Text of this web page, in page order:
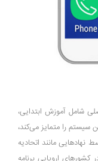
شامل آموزش ابتدایی،
را متمایز می‌کند،
مانند اتحادیه